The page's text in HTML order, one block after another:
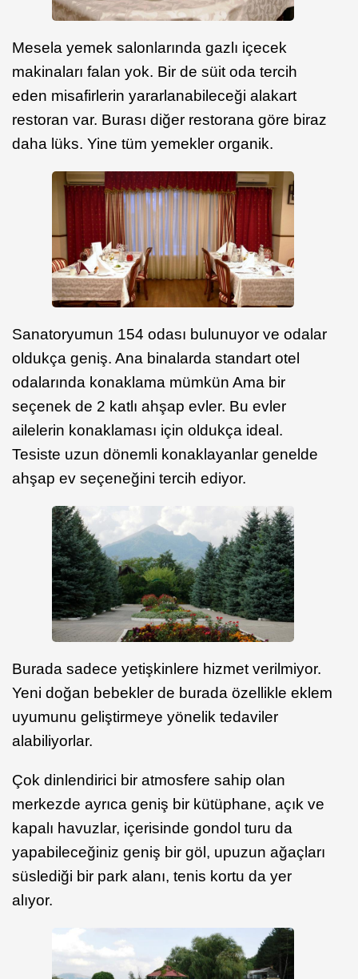
Mesela yemek salonlarında gazlı içecek
makinaları falan yok. Bir de süit oda tercih
eden misafirlerin yararlanabileceği alakart
restoran var. Burası diğer restorana göre biraz
daha lüks. Yine tüm yemekler organik.
Sanatoryumun 154 odası bulunuyor ve odalar
oldukça geniş. Ana binalarda standart otel
odalarında konaklama mümkün Ama bir
seçenek de 2 katlı ahşap evler. Bu evler
ailelerin konaklaması için oldukça ideal.
Tesiste uzun dönemli konaklayanlar genelde
ahşap ev seçeneğini tercih ediyor.
Burada sadece yetişkinlere hizmet verilmiyor.
Yeni doğan bebekler de burada özellikle eklem
uyumunu geliştirmeye yönelik tedaviler
alabiliyorlar.
Çok dinlendirici bir atmosfere sahip olan
merkezde ayrıca geniş bir kütüphane, açık ve
kapalı havuzlar, içerisinde gondol turu da
yapabileceğiniz geniş bir göl, upuzun ağaçları
süslediği bir park alanı, tenis kortu da yer
alıyor.